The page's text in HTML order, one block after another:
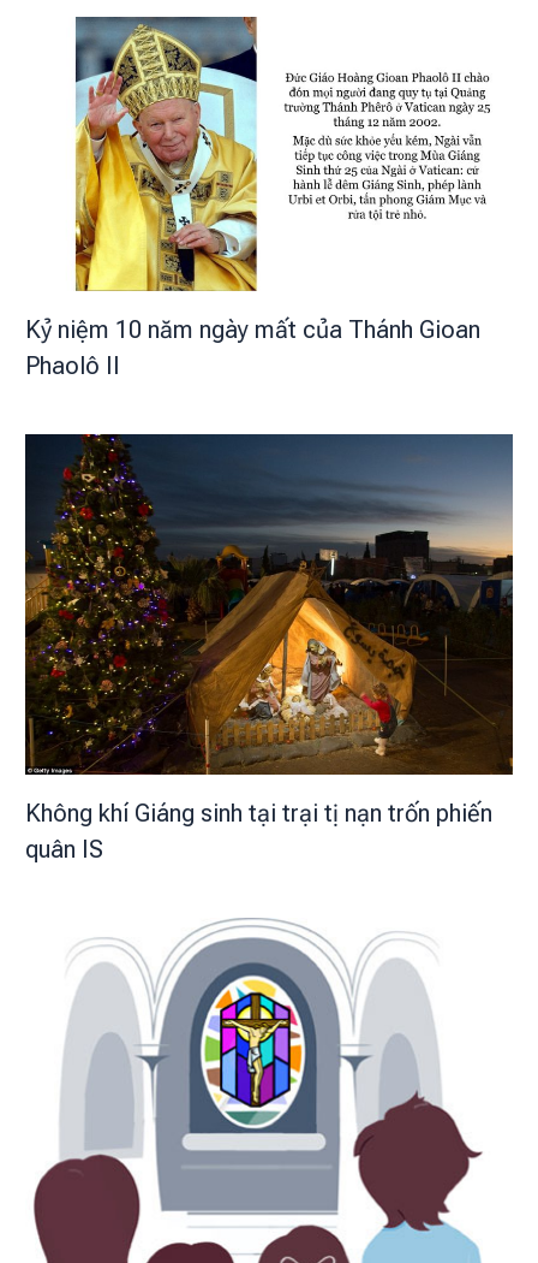
Kỷ niệm 10 năm ngày mất của Thánh Gioan
Phaolô II
Không khí Giáng sinh tại trại tị nạn trốn phiến
quân IS